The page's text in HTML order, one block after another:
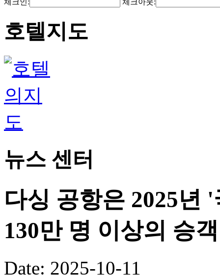
체크인: 체크아웃:
호텔지도
뉴스 센터
다싱 공항은 2025년
130만 명 이상의 승
Date: 2025-10-11